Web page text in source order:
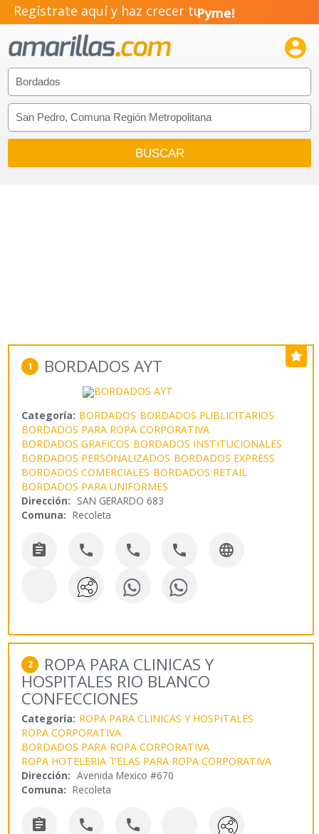
Regístrate aquí y haz crecer tuPyme!
Emprendimiento!

1 BORDADOS AYT
Categoría: BORDADOS BORDADOS PUBLICITARIOS
BORDADOS PARA ROPA CORPORATIVA
BORDADOS GRAFICOS BORDADOS INSTITUCIONALES
BORDADOS PERSONALIZADOS BORDADOS EXPRESS
BORDADOS COMERCIALES BORDADOS RETAIL
BORDADOS PARA UNIFORMES
Dirección: SAN GERARDO 683
Comuna: Recoleta
    
2 ROPA PARA CLINICAS Y
HOSPITALES RIO BLANCO
CONFECCIONES
Categoría: ROPA PARA CLINICAS Y HOSPITALES
ROPA CORPORATIVA
BORDADOS PARA ROPA CORPORATIVA
ROPA HOTELERIA TELAS PARA ROPA CORPORATIVA
Dirección: Avenida Mexico #670
Comuna: Recoleta
  